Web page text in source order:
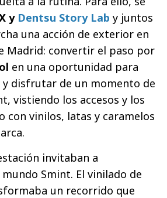
y Dentsu Story Lab y juntos
una acción de exterior en
Madrid: convertir el paso por
en una oportunidad para
y disfrutar de un momento de
vistiendo los accesos y los
con vinilos, latas y caramelos
invitaban a
Smint. El vinilado de
un recorrido que